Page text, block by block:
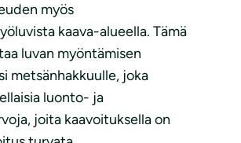
myös
kaava-alueella. Tämä
luvan myöntämisen
metsänhakkuulle, joka
luonto- ja
joita kaavoituksella on